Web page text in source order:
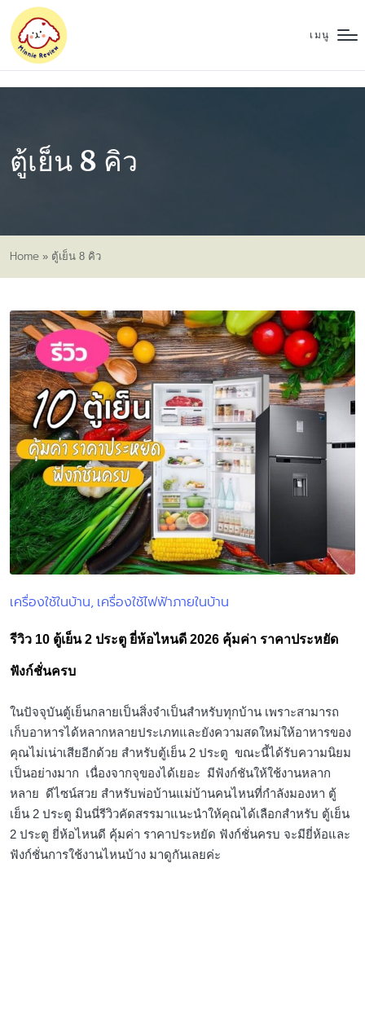
เมนู
ตู้เย็น 8 คิว
Home » ตู้เย็น 8 คิว
Posted
เครื่องใช้ในบ้าน เครื่องใช้ไฟฟ้าภายในบ้าน
รีวิว 10 ตู้เย็น 2 ประตู ยี่ห้อไหนดี 2026 คุ้มค่า ราคาประหยัด
ฟังก์ชั่นครบ
ในปัจจุบันตู้เย็นกลายเป็นสิ่งจำเป็นสำหรับทุกบ้าน เพราะสามารถ
เก็บอาหารได้หลากหลายประเภทและยังความสดใหม่ให้อาหารของ
คุณไม่เน่าเสียอีกด้วย สำหรับตู้เย็น 2 ประตู ขณะนี้ได้รับความนิยม
เป็นอย่างมาก เนื่องจากจุของได้เยอะ มีฟังก์ชันให้ใช้งานหลาก
หลาย ดีไซน์สวย สำหรับพ่อบ้านแม่บ้านคนไหนที่กำลังมองหา ตู้
เย็น 2 ประตู มินนี่รีวิวคัดสรรมาแนะนำให้คุณได้เลือกสำหรับ ตู้เย็น
2 ประตู ยี่ห้อไหนดี คุ้มค่า ราคาประหยัด ฟังก์ชั่นครบ จะมียี่ห้อและ
ฟังก์ชั่นการใช้งานไหนบ้าง มาดูกันเลยค่ะ